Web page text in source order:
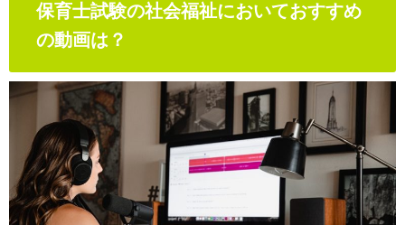
保育士試験の社会福祉においておすすめ
の動画は？